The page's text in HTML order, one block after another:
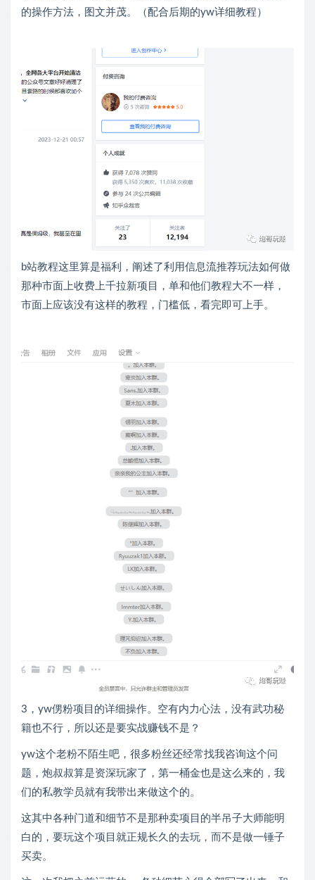
的操作方法，图文并茂。（配合后期的yw详细教程）
b站教程这里算是福利，阐述了利用信息流推荐玩法如何做
那种市面上收费上千拉新项目，单和他们教程大不一样，
市面上应该没有这样的教程，门槛低，看完即可上手。
3，yw侽粉项目的详细操作。空有内力心法，没有武功秘
籍也不行，所以还是要实战赚钱不是？
yw这个老粉不陌生吧，很多粉丝还经常找我咨询这个问
题，炮叔叔算是资深玩家了，第一桶金也是这么来的，我
们的私教学员就有我带出来做这个的。
这其中各种门道和细节不是那种卖项目的半吊子大师能明
白的，要玩这个项目就正规长久的去玩，而不是做一锤子
买卖。